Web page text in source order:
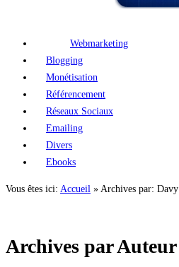
Webmarketing
Blogging
Monétisation
Référencement
Réseaux Sociaux
Emailing
Divers
Ebooks
Vous êtes ici: Accueil » Archives par: Davy
Archives par Auteur